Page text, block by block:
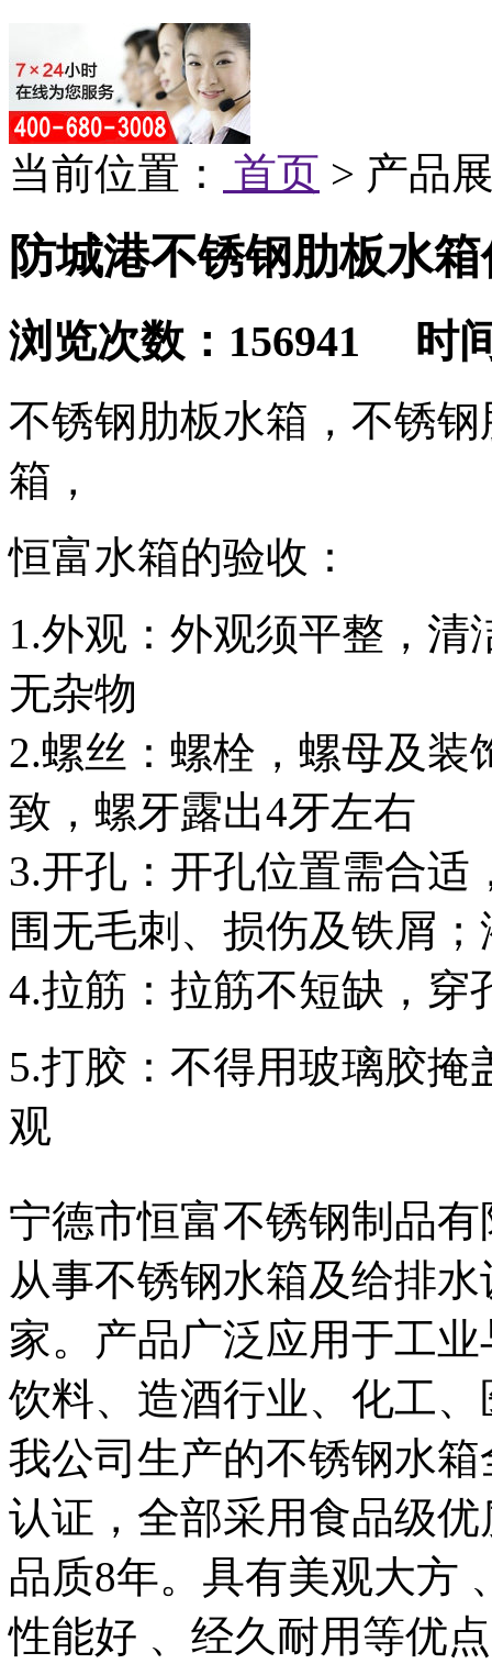
当前位置： 首页 > 产品
防城港不锈钢肋板水
浏览次数：156941 时
不锈钢肋板水箱，不锈
箱，
恒富水箱的验收：
1.外观：外观须平整，
无杂物
2.螺丝：螺栓，螺母及装
致，螺牙露出4牙左右
3.开孔：开孔位置需合
围无毛刺、损伤及铁屑
4.拉筋：拉筋不短缺，穿
5.打胶：不得用玻璃胶
观
宁德市恒富不锈钢制品
从事不锈钢水箱及给排
家。产品广泛应用于工
饮料、造酒行业、化工
我公司生产的不锈钢水
认证，全部采用食品级
品质8年。具有美观大方
性能好 、经久耐用等优